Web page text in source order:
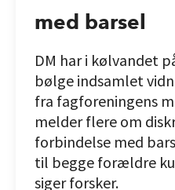
med barsel
DM har i kølvandet
bølge indsamlet
fra fagforeningens
melder flere om
forbindelse med
til begge forældre
siger forsker.